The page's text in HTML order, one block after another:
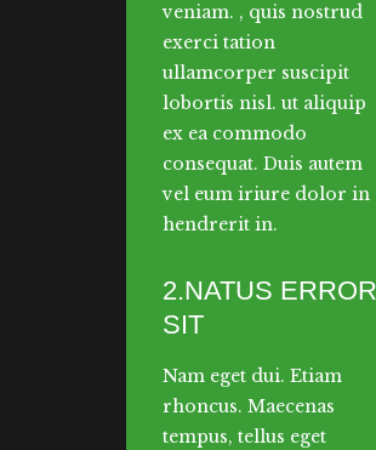
veniam. , quis nostrud
exerci tation
ullamcorper suscipit
lobortis nisl. ut aliquip
ex ea commodo
consequat. Duis autem
vel eum iriure dolor in
hendrerit in.
2.NATUS ERROR
SIT
Nam eget dui. Etiam
rhoncus. Maecenas
tempus, tellus eget